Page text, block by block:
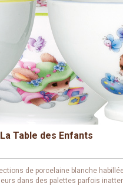
La Table des Enfants
de porcelaine blanche
dans des palettes parfois